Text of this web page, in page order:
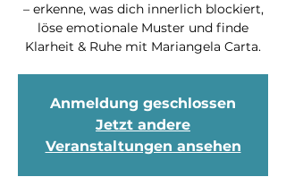
– erkenne, was dich innerlich blockiert,
löse emotionale Muster und finde
Klarheit & Ruhe mit Mariangela Carta.
Anmeldung geschlossen
Jetzt andere
Veranstaltungen ansehen